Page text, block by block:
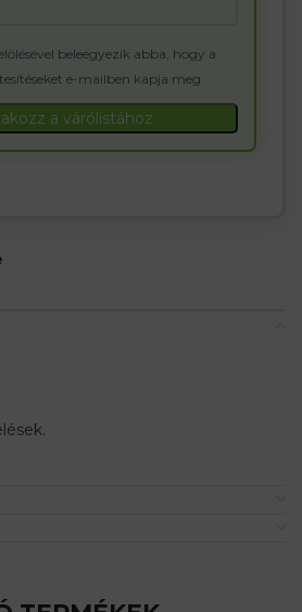
beleegyezik abba, hogy a
e-mailben kapja meg
a várólistához